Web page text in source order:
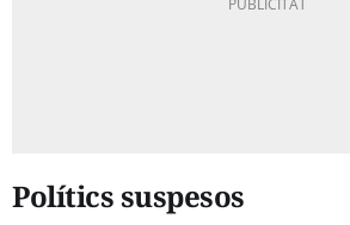
Polítics suspesos